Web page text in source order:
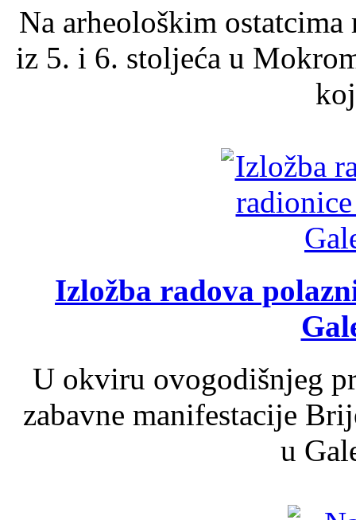
Na arheološkim
iz 5. i 6. stoljeća u
Izložba radova
U okviru ovogodišnjeg
zabavne manifestacije
u